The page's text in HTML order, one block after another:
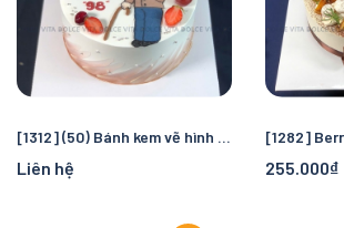
[1312] (50) Bánh kem vẽ hình ông chống gậy
Liên hệ 255.000₫